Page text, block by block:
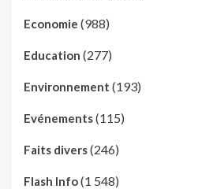
Economie (988)
Education (277)
Environnement (193)
Evénements(115)
Faits divers(246)
Flash Info(1 548)